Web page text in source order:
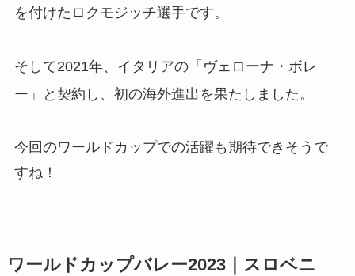
を付けたロクモジッチ選手です。
そして2021年、イタリアの「ヴェローナ・ボレ
ー」と契約し、初の海外進出を果たしました。
今回のワールドカップでの活躍も期待できそうで
すね！
ワールドカップバレー2023｜スロベニ